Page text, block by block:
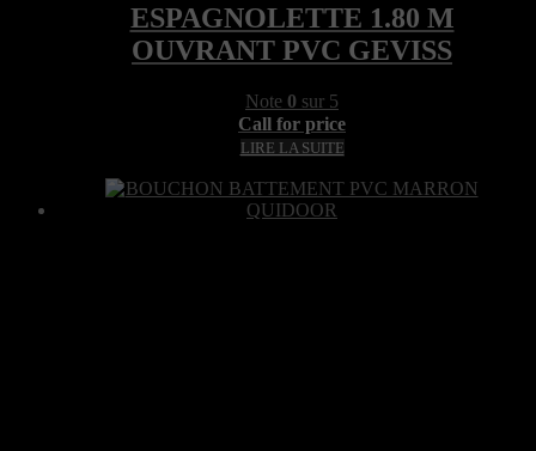
ESPAGNOLETTE 1.80 M
OUVRANT PVC GEVISS
Note 0 sur 5
Call for price
LIRE LA SUITE